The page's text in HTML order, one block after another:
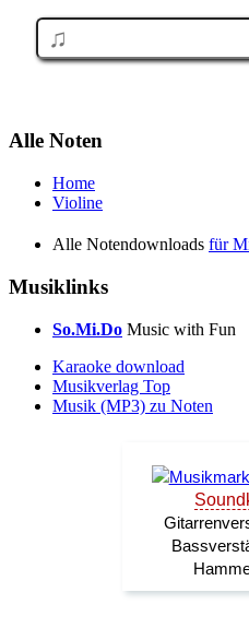
Alle Noten
Home
Violine
Alle Notendownloads für
Musiklinks
So.Mi.Do Music with Fun
Karaoke download
Musikverlag Top
Musik (MP3) zu Noten